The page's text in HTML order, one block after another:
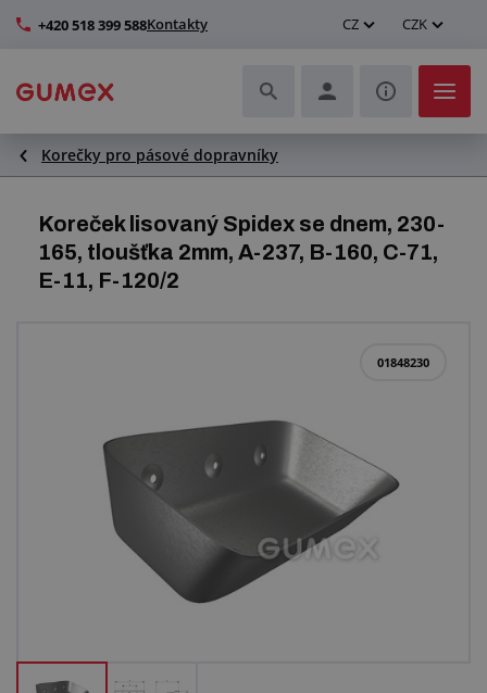
+420 518 399 588Kontakty CZ CZK
Hadice a jejich kompletace
Profily a výroba těsnění
Technické plasty
Další pryžové a plastové výrobky
Centrum poptávek
Korečky pro pásové dopravníky
Koreček lisovaný Spidex se dnem, 230-
165, tloušťka 2mm, A-237, B-160, C-71,
E-11, F-120/2
01848230